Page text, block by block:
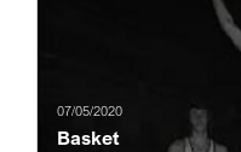
07/05/2020
Basket